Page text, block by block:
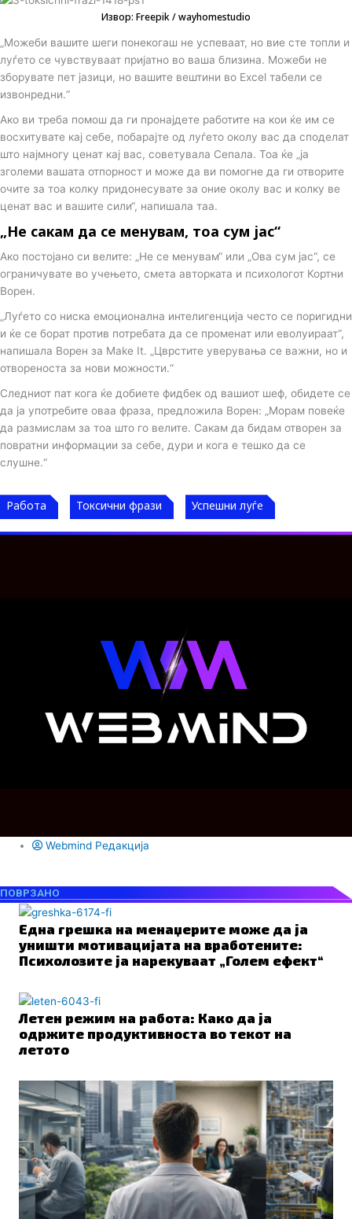
Извор: Freepik / wayhomestudio
„Можеби вашите шеги понекогаш не успеваат, но вие сте топли и
луѓето се чувствуваат пријатно во ваша близина. Можеби не
зборувате пет јазици, но вашите вештини во Excel табели се
извонредни.“
Ако ви треба помош да ги пронајдете работите на кои ќе им се
восхитувате кај себе, побарајте од луѓето околу вас да споделат
што најмногу ценат кај вас, советувала Сепала. Тоа ќе „ја
зголеми вашата отпорност и може да ви помогне да ги отворите
очите за тоа колку придонесувате за оние околу вас и колку ве
ценат вас и вашите сили“, напишала таа.
„Не сакам да се менувам, тоа сум јас“
Ако постојано си велите: „Не се менувам“ или „Ова сум јас“, се
ограничувате во учењето, смета авторката и психологот Кортни
Ворен.
„Луѓето со ниска емоционална интелигенција често се поригидни
и ќе се борат против потребата да се променат или еволуираат“,
напишала Ворен за Make It. „Цврстите уверувања се важни, но и
отвореноста за нови можности.“
Следниот пат кога ќе добиете фидбек од вашиот шеф, обидете се
да ја употребите оваа фраза, предложила Ворен: „Морам повеќе
да размислам за тоа што го велите. Сакам да бидам отворен за
повратни информации за себе, дури и кога е тешко да се
слушне.“
Работа Токсични фрази Успешни луѓе
Webmind Редакција
ПОВРЗАНО
Една грешка на менаџерите може да ја
уништи мотивацијата на вработените:
Психолозите ја нарекуваат „Голем ефект“
Летен режим на работа: Како да ја
одржите продуктивноста во текот на
летото